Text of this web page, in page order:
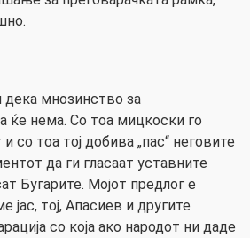
дека мнозинство за
ќе нема. Со тоа мицкоски го
со тоа тој добива „пас“ неговите
да ги гласаат уставните
Бугарите. Мојот предлог е
јас, тој, Апасиев и другите
со која ако народот ни даде